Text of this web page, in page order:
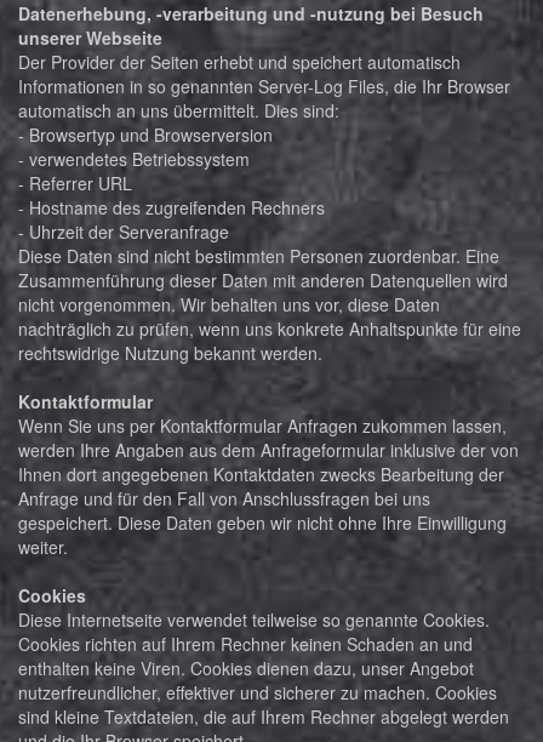
Datenerhebung, -verarbeitung und -nutzung bei Besuch
unserer Webseite
Der Provider der Seiten erhebt und speichert automatisch
Informationen in so genannten Server-Log Files, die Ihr Browser
automatisch an uns übermittelt. Dies sind:
- Browsertyp und Browserversion
- verwendetes Betriebssystem
- Referrer URL
- Hostname des zugreifenden Rechners
- Uhrzeit der Serveranfrage
Diese Daten sind nicht bestimmten Personen zuordenbar. Eine
Zusammenführung dieser Daten mit anderen Datenquellen wird
nicht vorgenommen. Wir behalten uns vor, diese Daten
nachträglich zu prüfen, wenn uns konkrete Anhaltspunkte für eine
rechtswidrige Nutzung bekannt werden.
Kontaktformular
Wenn Sie uns per Kontaktformular Anfragen zukommen lassen,
werden Ihre Angaben aus dem Anfrageformular inklusive der von
Ihnen dort angegebenen Kontaktdaten zwecks Bearbeitung der
Anfrage und für den Fall von Anschlussfragen bei uns
gespeichert. Diese Daten geben wir nicht ohne Ihre Einwilligung
weiter.
Cookies
Diese Internetseite verwendet teilweise so genannte Cookies.
Cookies richten auf Ihrem Rechner keinen Schaden an und
enthalten keine Viren. Cookies dienen dazu, unser Angebot
nutzerfreundlicher, effektiver und sicherer zu machen. Cookies
sind kleine Textdateien, die auf Ihrem Rechner abgelegt werden